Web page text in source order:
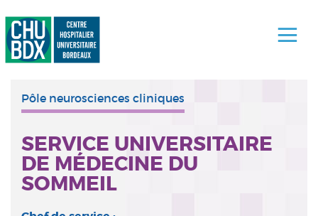
Pôle neurosciences cliniques
SERVICE UNIVERSITAIRE
DE MÉDECINE DU
SOMMEIL